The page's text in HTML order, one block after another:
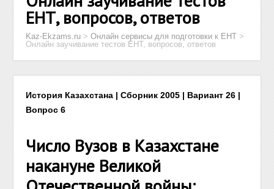
ЕНТ, вопросов, ответов
Kaz-Ekzams.ru >Онлайн сервисы для подготовки к ЕНТ >
Онлайн заучивание тестов ЕНТ, вопросов, ответов
История Казахстана | Сборник 2005 | Вариант 26 |
Вопрос 6
Число Вузов в Казахстане
накануне Великой